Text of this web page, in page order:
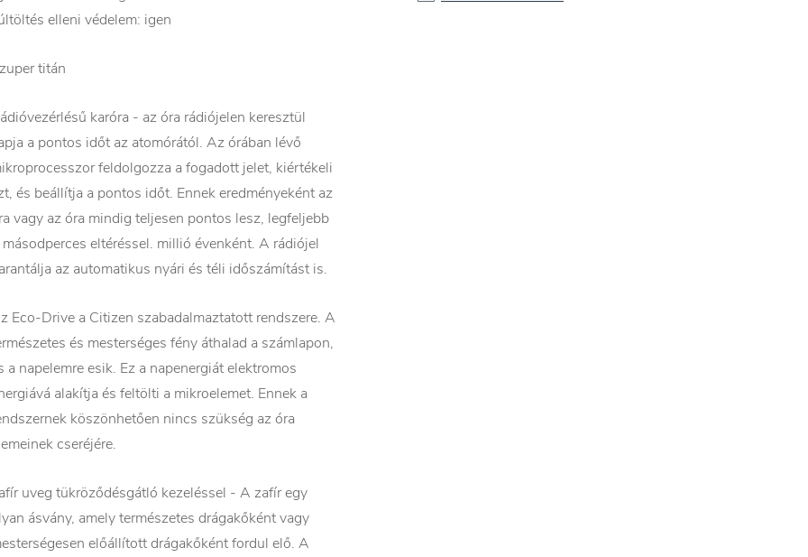
elleni védelem: igen
titán
karóra - az óra rádiójelen keresztül
a pontos időt az atomórától. Az órában lévő
feldolgozza a fogadott jelet, kiértékeli
és beállítja a pontos időt. Ennek eredményeként az
vagy az óra mindig teljesen pontos lesz, legfeljebb
másodperces eltéréssel. millió évenként. A rádiójel
az automatikus nyári és téli időszámítást is.
Eco-Drive a Citizen szabadalmaztatott rendszere. A
és mesterséges fény áthalad a számlapon,
a napelemre esik. Ez a napenergiát elektromos
alakítja és feltölti a mikroelemet. Ennek a
köszönhetően nincs szükség az óra
cseréjére.
uveg tükröződésgátló kezeléssel - A zafír egy
ásvány, amely természetes drágakőként vagy
előállított drágakőként fordul elő. A